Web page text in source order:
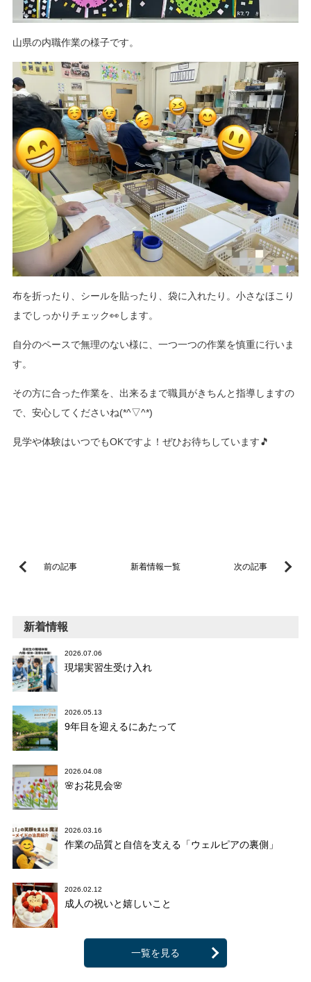
山県の内職作業の様子です。
布を折ったり、シールを貼ったり、袋に入れたり。小さなほこり
までしっかりチェック👀します。
自分のペースで無理のない様に、一つ一つの作業を慎重に行いま
す。
その方に合った作業を、出来るまで職員がきちんと指導しますの
で、安心してくださいね(*^▽^*)
見学や体験はいつでもOKですよ！ぜひお待ちしています🎵
前の記事 次の記事
新着情報一覧
新着情報
2026.07.06
現場実習生受け入れ
2026.05.13
9年目を迎えるにあたって
2026.04.08
🌸お花見会🌸
2026.03.16
作業の品質と自信を支える「ウェルピアの裏側」
2026.02.12
成人の祝いと嬉しいこと
一覧を見る